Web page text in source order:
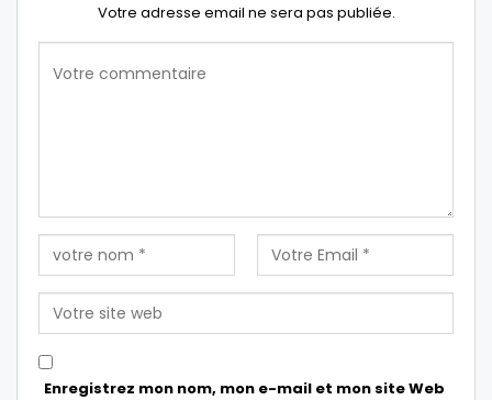
Votre adresse email ne sera pas publiée.
Enregistrez mon nom, mon e-mail et mon site Web